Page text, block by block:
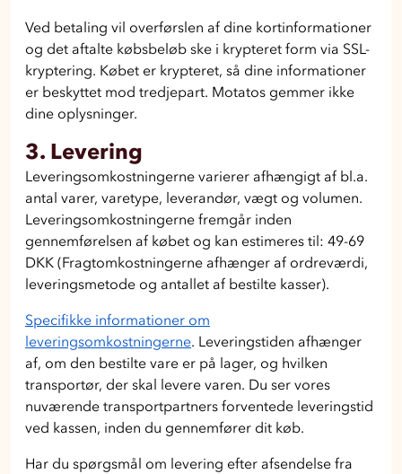
Ved betaling vil overførslen af dine kortinformationer
og det aftalte købsbeløb ske i krypteret form via SSL-
kryptering. Købet er krypteret, så dine informationer
er beskyttet mod tredjepart. Motatos gemmer ikke
dine oplysninger.
3. Levering
Leveringsomkostningerne varierer afhængigt af bl.a.
antal varer, varetype, leverandør, vægt og volumen.
Leveringsomkostningerne fremgår inden
gennemførelsen af købet og kan estimeres til: 49-69
DKK (Fragtomkostningerne afhænger af ordreværdi,
leveringsmetode og antallet af bestilte kasser).
Specifikke informationer om
leveringsomkostningerne. Leveringstiden afhænger
af, om den bestilte vare er på lager, og hvilken
transportør, der skal levere varen. Du ser vores
nuværende transportpartners forventede leveringstid
ved kassen, inden du gennemfører dit køb.
Har du spørgsmål om levering efter afsendelse fra